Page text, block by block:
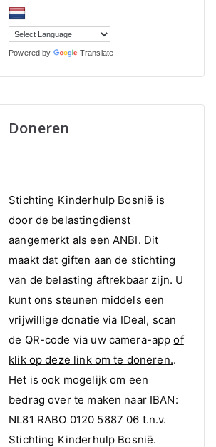
Powered by Translate
Doneren
Stichting Kinderhulp Bosnië is
door de belastingdienst
aangemerkt als een ANBI. Dit
maakt dat giften aan de stichting
van de belasting aftrekbaar zijn. U
kunt ons steunen middels een
vrijwillige donatie via IDeal, scan
de QR-code via uw camera-appof
klik op deze link om te doneren..
Het is ook mogelijk om een
bedrag over te maken naar IBAN:
NL81 RABO 0120 5887 06 t.n.v.
Stichting Kinderhulp Bosnië.